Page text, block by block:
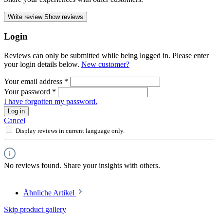
Write review Show reviews
Login
Reviews can only be submitted while being logged in. Please enter
your login details below. New customer?
Your email address *
Your password *
I have forgotten my password.
Log in
Cancel
Display reviews in current language only.
No reviews found. Share your insights with others.
Ähnliche Artikel
Skip product gallery